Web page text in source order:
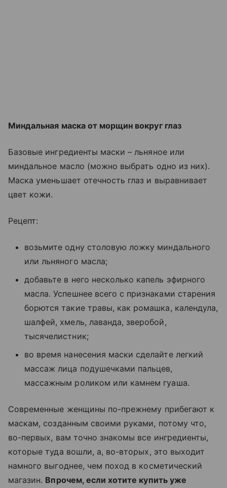
Миндальная маска от морщин вокруг глаз
Базовые ингредиенты маски – льняное или
миндальное масло (можно выбрать одно из них).
Маска уменьшает отечность глаз и выравнивает
цвет кожи.
Рецепт:
возьмите одну столовую ложку миндального
или льняного масла;
добавьте в него несколько капель эфирного
масла. Успешнее всего с признаками старения
борются такие травы, как ромашка, календула,
шалфей, хмель, лаванда, зверобой,
тысячелистник;
во время нанесения маски сделайте легкий
массаж лица подушечками пальцев,
массажным роликом или камнем гуаша.
Современные женщины по-прежнему прибегают к
маскам, созданным своими руками, потому что,
во-первых, вам точно знакомы все ингредиенты,
которые туда вошли, а, во-вторых, это выходит
намного выгоднее, чем поход в косметический
магазин. Впрочем, если хотите купить уже